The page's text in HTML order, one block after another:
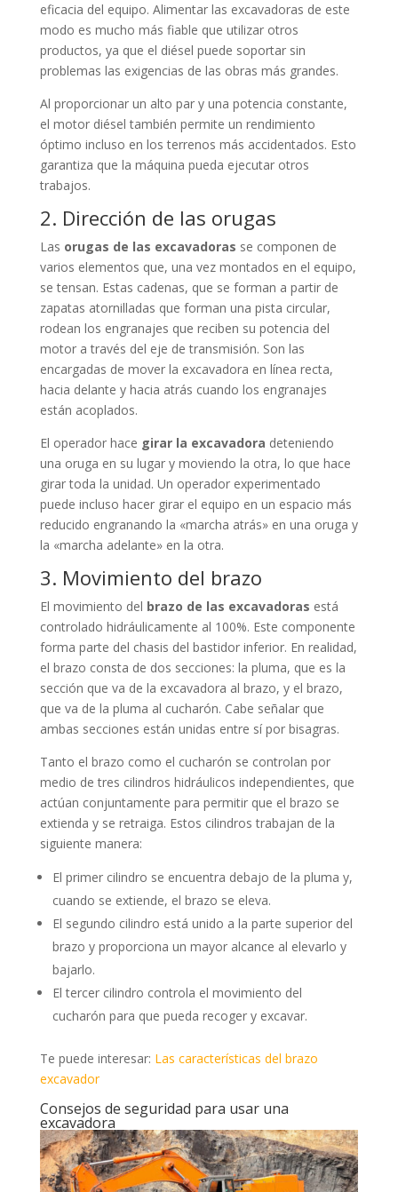
eficacia del equipo. Alimentar las excavadoras de este
modo es mucho más fiable que utilizar otros
productos, ya que el diésel puede soportar sin
problemas las exigencias de las obras más grandes.
Al proporcionar un alto par y una potencia constante,
el motor diésel también permite un rendimiento
óptimo incluso en los terrenos más accidentados. Esto
garantiza que la máquina pueda ejecutar otros
trabajos.
2. Dirección de las orugas
Las orugas de las excavadoras se componen de
varios elementos que, una vez montados en el equipo,
se tensan. Estas cadenas, que se forman a partir de
zapatas atornilladas que forman una pista circular,
rodean los engranajes que reciben su potencia del
motor a través del eje de transmisión. Son las
encargadas de mover la excavadora en línea recta,
hacia delante y hacia atrás cuando los engranajes
están acoplados.
El operador hace girar la excavadora deteniendo
una oruga en su lugar y moviendo la otra, lo que hace
girar toda la unidad. Un operador experimentado
puede incluso hacer girar el equipo en un espacio más
reducido engranando la «marcha atrás» en una oruga y
la «marcha adelante» en la otra.
3. Movimiento del brazo
El movimiento del brazo de las excavadoras está
controlado hidráulicamente al 100%. Este componente
forma parte del chasis del bastidor inferior. En realidad,
el brazo consta de dos secciones: la pluma, que es la
sección que va de la excavadora al brazo, y el brazo,
que va de la pluma al cucharón. Cabe señalar que
ambas secciones están unidas entre sí por bisagras.
Tanto el brazo como el cucharón se controlan por
medio de tres cilindros hidráulicos independientes, que
actúan conjuntamente para permitir que el brazo se
extienda y se retraiga. Estos cilindros trabajan de la
siguiente manera:
El primer cilindro se encuentra debajo de la pluma y,
cuando se extiende, el brazo se eleva.
El segundo cilindro está unido a la parte superior del
brazo y proporciona un mayor alcance al elevarlo y
bajarlo.
El tercer cilindro controla el movimiento del
cucharón para que pueda recoger y excavar.
Te puede interesar: Las características del brazo
excavador
Consejos de seguridad para usar una
excavadora